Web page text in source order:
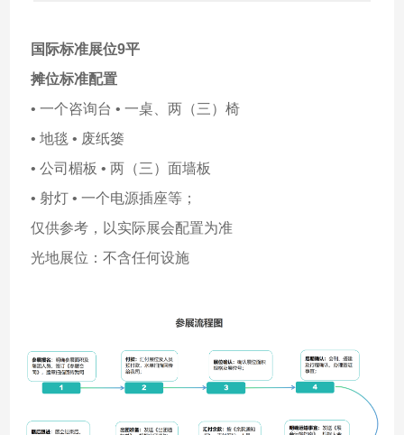
国际标准展位9平
摊位标准配置
• 一个咨询台 • 一桌、两（三）椅
• 地毯 • 废纸篓
• 公司楣板 • 两（三）面墙板
• 射灯 • 一个电源插座等；
仅供参考，以实际展会配置为准
光地展位：不含任何设施